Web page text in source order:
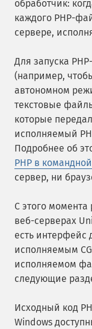
обработчик:
каждого PHP-
сервере,
Для запуска
(например,
автономном
текстовые
которые
исполняемый
Подробнее об
PHP в
сервер, ни
С этого момента
веб-серверах
есть интерфейс
исполняемым
исполняемом
следующие
Исходный код
Windows